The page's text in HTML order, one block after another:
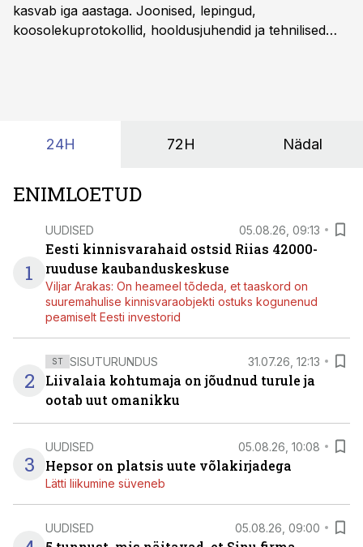
kasvab iga aastaga. Joonised, lepingud,
koosolekuprotokollid, hooldusjuhendid ja tehnilised
24H 72H Nädal
ENIMLOETUD
1
UUDISED 05.08.26, 09:13
Eesti kinnisvarahaid ostsid Riias 42000-
ruuduse kaubanduskeskuse
Viljar Arakas: On heameel tõdeda, et taaskord on
suuremahulise kinnisvaraobjekti ostuks kogunenud
peamiselt Eesti investorid
2
ST SISUTURUNDUS 31.07.26, 12:13
Liivalaia kohtumaja on jõudnud turule ja
ootab uut omanikku
3
UUDISED 05.08.26, 10:08
Hepsor on platsis uute võlakirjadega
Lätti liikumine süveneb
UUDISED 05.08.26, 09:00